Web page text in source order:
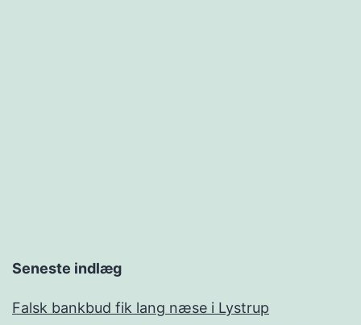
Seneste indlæg
Falsk bankbud fik lang næse i Lystrup